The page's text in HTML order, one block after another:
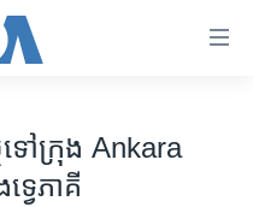
ៅ​ក្រុង Ankara
វេ​ភាគី